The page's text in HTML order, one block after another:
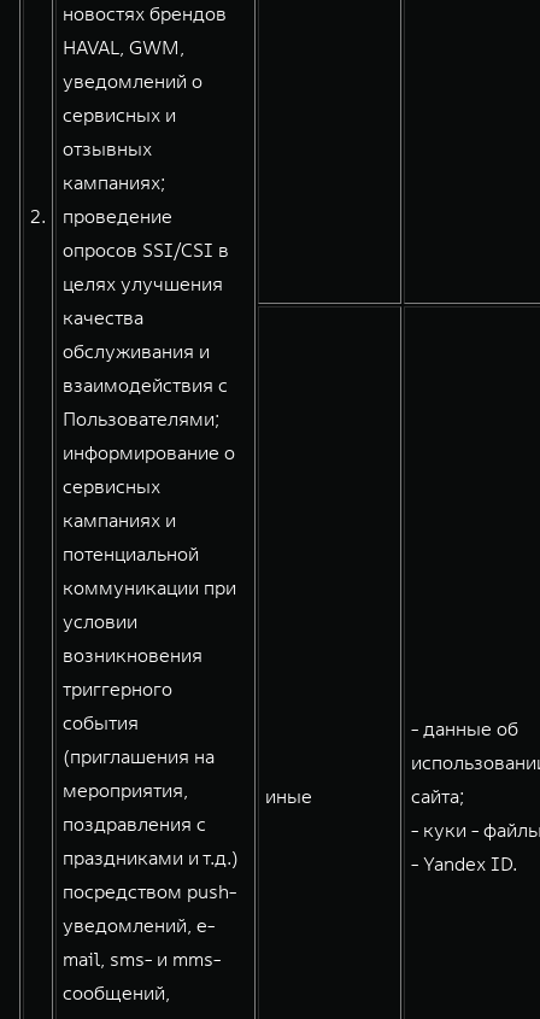
2.
новостях брендов
HAVAL, GWM,
уведомлений о
сервисных и
отзывных
кампаниях;
проведение
опросов SSI/CSI в
целях улучшения
качества
обслуживания и
взаимодействия с
Пользователями;
информирование о
сервисных
кампаниях и
потенциальной
коммуникации при
условии
возникновения
триггерного
события
(приглашения на
мероприятия,
поздравления с
праздниками и т.д.)
посредством push-
уведомлений, e-
mail, sms- и mms-
сообщений,
иные
- данные об
сайта;
- куки -
- Yandex ID.